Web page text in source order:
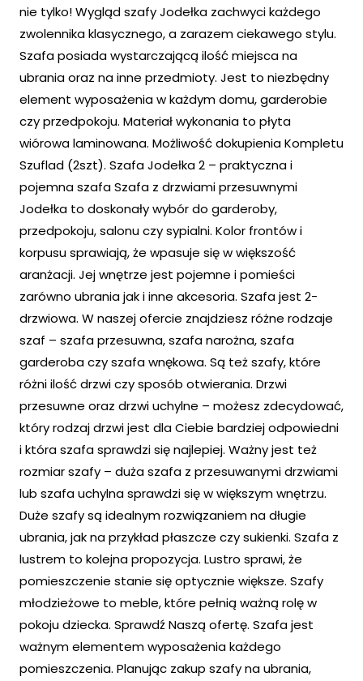
nie tylko! Wygląd szafy Jodełka zachwyci każdego
zwolennika klasycznego, a zarazem ciekawego stylu.
Szafa posiada wystarczającą ilość miejsca na
ubrania oraz na inne przedmioty. Jest to niezbędny
element wyposażenia w każdym domu, garderobie
czy przedpokoju. Materiał wykonania to płyta
wiórowa laminowana. Możliwość dokupienia Kompletu
Szuflad (2szt). Szafa Jodełka 2 – praktyczna i
pojemna szafa Szafa z drzwiami przesuwnymi
Jodełka to doskonały wybór do garderoby,
przedpokoju, salonu czy sypialni. Kolor frontów i
korpusu sprawiają, że wpasuje się w większość
aranżacji. Jej wnętrze jest pojemne i pomieści
zarówno ubrania jak i inne akcesoria. Szafa jest 2-
drzwiowa. W naszej ofercie znajdziesz różne rodzaje
szaf – szafa przesuwna, szafa narożna, szafa
garderoba czy szafa wnękowa. Są też szafy, które
różni ilość drzwi czy sposób otwierania. Drzwi
przesuwne oraz drzwi uchylne – możesz zdecydować,
który rodzaj drzwi jest dla Ciebie bardziej odpowiedni
i która szafa sprawdzi się najlepiej. Ważny jest też
rozmiar szafy – duża szafa z przesuwanymi drzwiami
lub szafa uchylna sprawdzi się w większym wnętrzu.
Duże szafy są idealnym rozwiązaniem na długie
ubrania, jak na przykład płaszcze czy sukienki. Szafa z
lustrem to kolejna propozycja. Lustro sprawi, że
pomieszczenie stanie się optycznie większe. Szafy
młodzieżowe to meble, które pełnią ważną rolę w
pokoju dziecka. Sprawdź Naszą ofertę. Szafa jest
ważnym elementem wyposażenia każdego
pomieszczenia. Planując zakup szafy na ubrania,